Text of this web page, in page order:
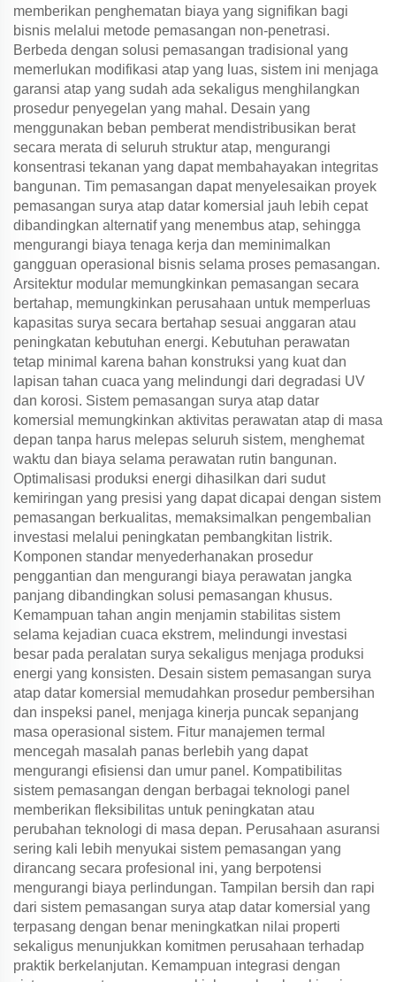
memberikan penghematan biaya yang signifikan bagi
bisnis melalui metode pemasangan non-penetrasi.
Berbeda dengan solusi pemasangan tradisional yang
memerlukan modifikasi atap yang luas, sistem ini menjaga
garansi atap yang sudah ada sekaligus menghilangkan
prosedur penyegelan yang mahal. Desain yang
menggunakan beban pemberat mendistribusikan berat
secara merata di seluruh struktur atap, mengurangi
konsentrasi tekanan yang dapat membahayakan integritas
bangunan. Tim pemasangan dapat menyelesaikan proyek
pemasangan surya atap datar komersial jauh lebih cepat
dibandingkan alternatif yang menembus atap, sehingga
mengurangi biaya tenaga kerja dan meminimalkan
gangguan operasional bisnis selama proses pemasangan.
Arsitektur modular memungkinkan pemasangan secara
bertahap, memungkinkan perusahaan untuk memperluas
kapasitas surya secara bertahap sesuai anggaran atau
peningkatan kebutuhan energi. Kebutuhan perawatan
tetap minimal karena bahan konstruksi yang kuat dan
lapisan tahan cuaca yang melindungi dari degradasi UV
dan korosi. Sistem pemasangan surya atap datar
komersial memungkinkan aktivitas perawatan atap di masa
depan tanpa harus melepas seluruh sistem, menghemat
waktu dan biaya selama perawatan rutin bangunan.
Optimalisasi produksi energi dihasilkan dari sudut
kemiringan yang presisi yang dapat dicapai dengan sistem
pemasangan berkualitas, memaksimalkan pengembalian
investasi melalui peningkatan pembangkitan listrik.
Komponen standar menyederhanakan prosedur
penggantian dan mengurangi biaya perawatan jangka
panjang dibandingkan solusi pemasangan khusus.
Kemampuan tahan angin menjamin stabilitas sistem
selama kejadian cuaca ekstrem, melindungi investasi
besar pada peralatan surya sekaligus menjaga produksi
energi yang konsisten. Desain sistem pemasangan surya
atap datar komersial memudahkan prosedur pembersihan
dan inspeksi panel, menjaga kinerja puncak sepanjang
masa operasional sistem. Fitur manajemen termal
mencegah masalah panas berlebih yang dapat
mengurangi efisiensi dan umur panel. Kompatibilitas
sistem pemasangan dengan berbagai teknologi panel
memberikan fleksibilitas untuk peningkatan atau
perubahan teknologi di masa depan. Perusahaan asuransi
sering kali lebih menyukai sistem pemasangan yang
dirancang secara profesional ini, yang berpotensi
mengurangi biaya perlindungan. Tampilan bersih dan rapi
dari sistem pemasangan surya atap datar komersial yang
terpasang dengan benar meningkatkan nilai properti
sekaligus menunjukkan komitmen perusahaan terhadap
praktik berkelanjutan. Kemampuan integrasi dengan